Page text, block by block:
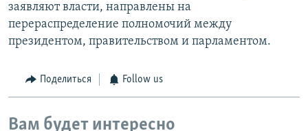
заявляют власти, направлены на
перераспределение полномочий между
президентом, правительством и парламентом.
Поделиться Follow us
Вам будет интересно